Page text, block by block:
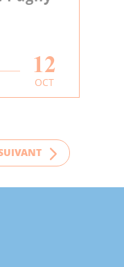
12
OCT